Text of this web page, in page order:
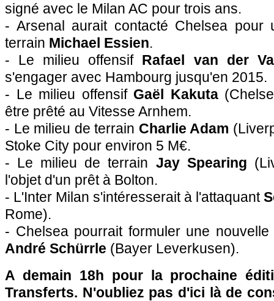
signé avec le Milan AC pour trois ans.
- Arsenal aurait contacté Chelsea
terrain Michael Essien.
- Le milieu offensif Rafael van der
s'engager avec Hambourg jusqu'en 2015.
- Le milieu offensif Gaël Kakuta
être prêté au Vitesse Arnhem.
- Le milieu de terrain Charlie Adam
Stoke City pour environ 5 M€.
- Le milieu de terrain Jay Spearing
l'objet d'un prêt à Bolton.
- L'Inter Milan s'intéresserait à l'attaquant
Rome).
- Chelsea pourrait formuler une
André Schürrle (Bayer Leverkusen).
A demain 18h pour la prochaine
Transferts. N'oubliez pas d'ici là de